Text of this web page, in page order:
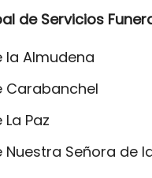
de Servicios
la Almudena
Carabanchel
Paz
Señora de